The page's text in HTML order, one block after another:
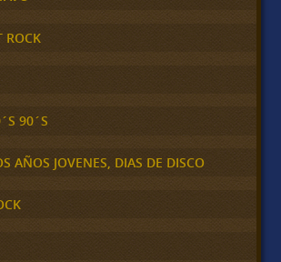
ROCK
90´S
AÑOS JOVENES, DIAS DE DISCO